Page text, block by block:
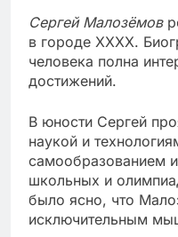
Сергей Малозёмов
в городе ХХХХ.
человека полна
достижений.
В юности Сергей
наукой и
самообразованием
школьных и
было ясно, что
исключительным